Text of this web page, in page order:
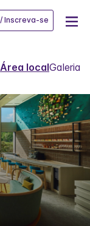
Inscreva-se
Área localGaleria